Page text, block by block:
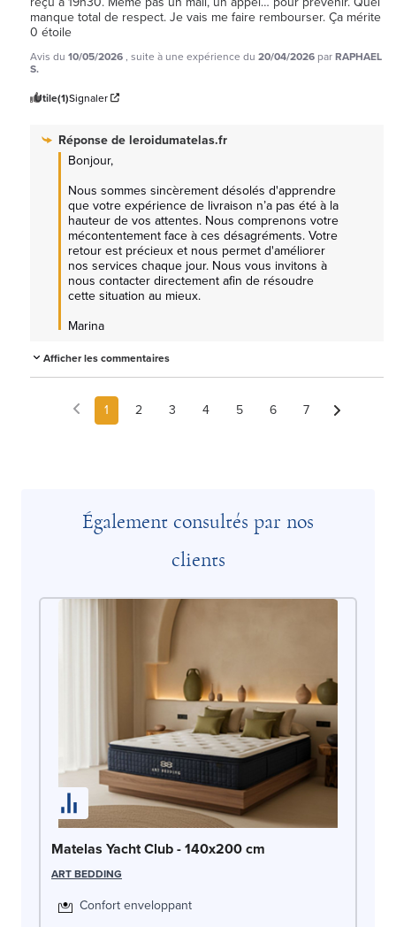
manque total de respect. Je vais me faire rembourser. Ça mérite
0 étoile
Avis du 10/05/2026, suite à une expérience du 20/04/2026 parRAPHAEL
S.
Utile(1)Signaler
Réponse de leroidumatelas.fr
Bonjour,
Nous sommes sincèrement désolés d'apprendre
que votre expérience de livraison n’a pas été à la
hauteur de vos attentes. Nous comprenons votre
mécontentement face à ces désagréments. Votre
retour est précieux et nous permet d'améliorer
nos services chaque jour. Nous vous invitons à
nous contacter directement afin de résoudre
cette situation au mieux.
Marina
Afficher les commentaires
1 2 3 4 5 6 7
Également consultés par nos
clients
Matelas Yacht Club - 140x200 cm
ART BEDDING
Confort enveloppant